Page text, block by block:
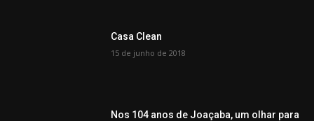
Casa Clean
15 de junho de 2018
Nos 104 anos de Joaçaba, um olhar para